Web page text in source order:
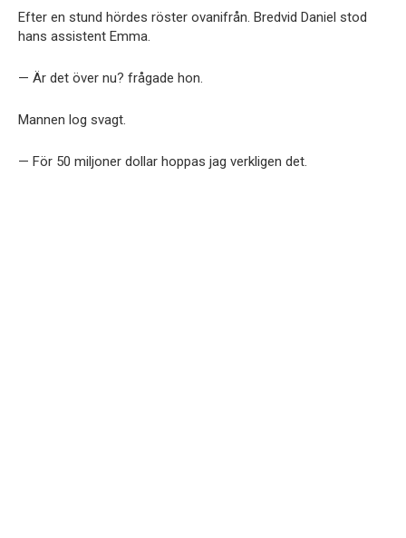
Efter en stund hördes röster ovanifrån. Bredvid Daniel stod
hans assistent Emma.
— Är det över nu? frågade hon.
Mannen log svagt.
— För 50 miljoner dollar hoppas jag verkligen det.